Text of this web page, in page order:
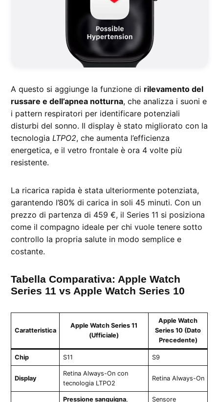
A questo si aggiunge la funzione di rilevamento del
russare e dell’apnea notturna, che analizza i suoni e
i pattern respiratori per identificare potenziali
disturbi del sonno. Il display è stato migliorato con la
tecnologiaLTPO2, che aumenta l’efficienza
energetica, e il vetro frontale è ora 4 volte più
resistente.
La ricarica rapida è stata ulteriormente potenziata,
garantendo l’80% di carica in soli 45 minuti. Con un
prezzo di partenza di 459 €, il Series 11 si posiziona
come il compagno ideale per chi vuole tenere sotto
controllo la propria salute in modo semplice e
costante.
Tabella Comparativa: Apple Watch
Series 11 vs Apple Watch Series 10
Caratteristica
Apple Watch Series 11
(Ufficiale)
Apple Watch
Series 10 (Dato
Precedente)
Chip S11 S9
Display
Retina Always-On con
tecnologia LTPO2
Retina Always-On
Pressione sanguigna, Sensore